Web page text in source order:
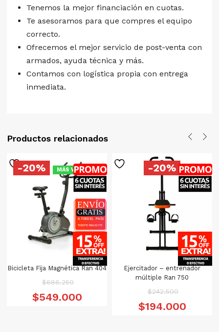
Tenemos la mejor financiación en cuotas.
Te asesoramos para que compres el equipo
correcto.
Ofrecemos el mejor servicio de post-venta con
armados, ayuda técnica y más.
Contamos con logística propia con entrega
inmediata.
Productos relacionados
-20% MÁS VENDIDO
Bicicleta Fija Magnética Ran 404
$686.250El
precio
$549.000
-20%
Ejercitador – entrenador
múltiple Ran 750
$242.500El
precio
$194.000